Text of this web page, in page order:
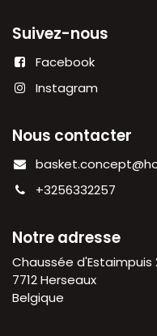
Suivez-nous
Facebook
Instagram
Nous contacter
+3256332257
Notre adresse
Chaussée d'Estaimpuis
7712 Herseaux
Belgique